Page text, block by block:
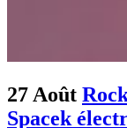
27 Août
Spacek